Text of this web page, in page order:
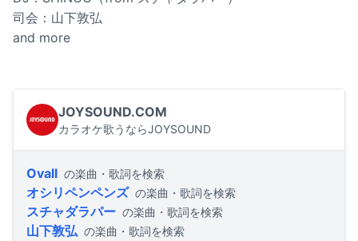
司会：山下敦弘
and more
JOYSOUND.COM
カラオケ歌うならJOYSOUND
Ovall の楽曲・歌詞を検索
オシリペンペンズ の楽曲・歌詞を検索
スチャダラパー の楽曲・歌詞を検索
山下敦弘 の楽曲・歌詞を検索